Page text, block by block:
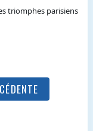
triomphes parisiens